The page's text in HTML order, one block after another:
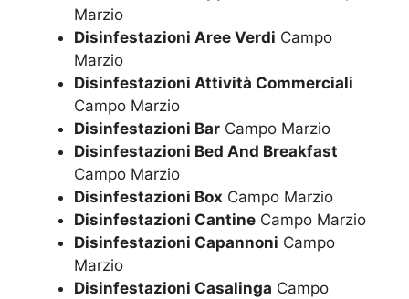
Marzio
Disinfestazioni Aree Verdi Campo
Marzio
Disinfestazioni Attività Commerciali
Campo Marzio
Disinfestazioni Bar Campo Marzio
Disinfestazioni Bed And Breakfast
Campo Marzio
Disinfestazioni Box Campo Marzio
Disinfestazioni Cantine Campo Marzio
Disinfestazioni Capannoni Campo
Marzio
Disinfestazioni Casalinga Campo